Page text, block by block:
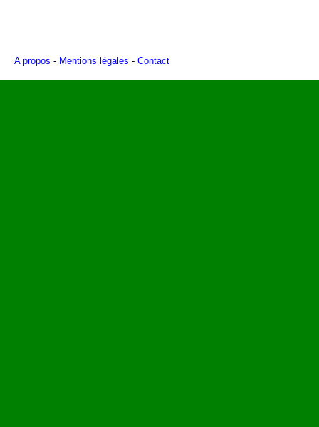
A propos - Mentions légales - Contact